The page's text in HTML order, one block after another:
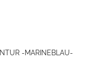
-MARINEBLAU-